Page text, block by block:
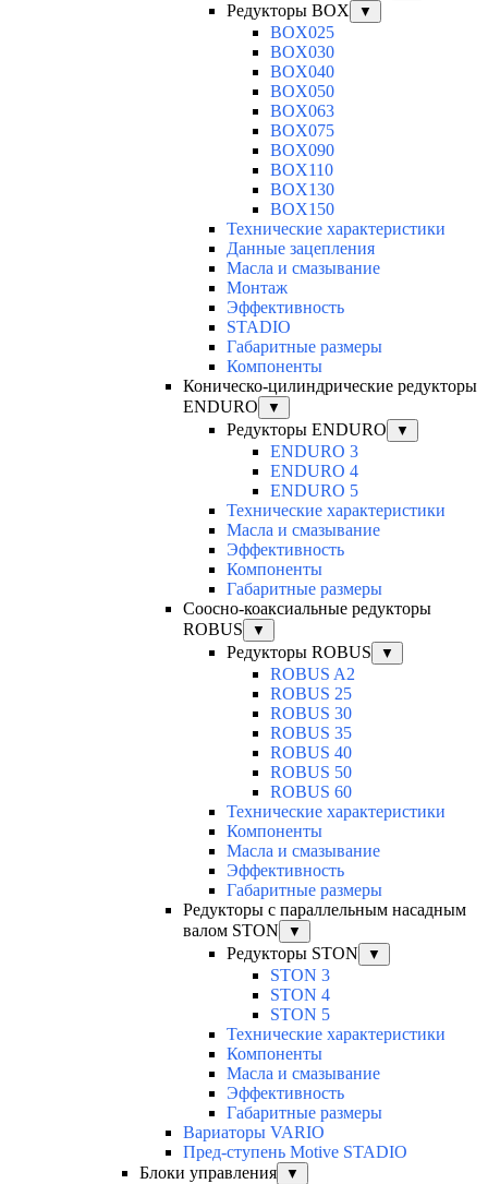
Редукторы BOX ▼
BOX025
BOX030
BOX040
BOX050
BOX063
BOX075
BOX090
BOX110
BOX130
BOX150
Технические характеристики
Данные зацепления
Масла и смазывание
Монтаж
Эффективность
STADIO
Габаритные размеры
Компоненты
Коническо-цилиндрические редукторы
ENDURO
▼
Редукторы ENDURO ▼
ENDURO 3
ENDURO 4
ENDURO 5
Технические характеристики
Масла и смазывание
Эффективность
Компоненты
Габаритные размеры
Соосно-коаксиальные редукторы
ROBUS
▼
Редукторы ROBUS ▼
ROBUS A2
ROBUS 25
ROBUS 30
ROBUS 35
ROBUS 40
ROBUS 50
ROBUS 60
Технические характеристики
Компоненты
Масла и смазывание
Эффективность
Габаритные размеры
Редукторы с параллельным насадным
валом STON
▼
Редукторы STON ▼
STON 3
STON 4
STON 5
Технические характеристики
Компоненты
Масла и смазывание
Эффективность
Габаритные размеры
Вариаторы VARIO
Пред-ступень Motive STADIO
Блоки управления
▼